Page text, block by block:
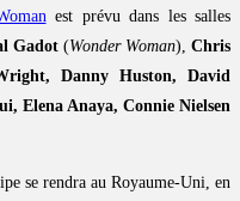
est prévu dans les salles
Gadot (Wonder Woman), Chris
Danny Huston, David
Elena Anaya, Connie Nielsen
se rendra au Royaume-Uni, en